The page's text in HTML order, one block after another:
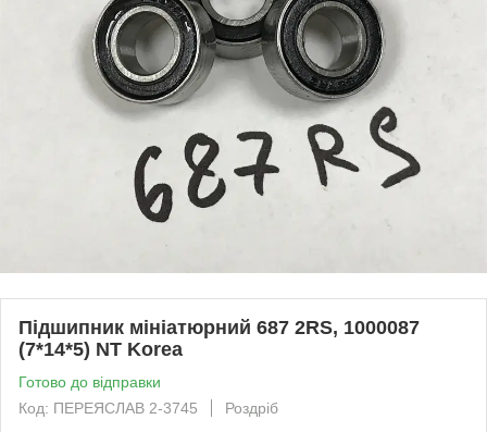
Підшипник мініатюрний 687 2RS, 1000087
(7*14*5) NT Korea
Готово до відправки
Код: ПЕРЕЯСЛАВ 2-3745
Роздріб